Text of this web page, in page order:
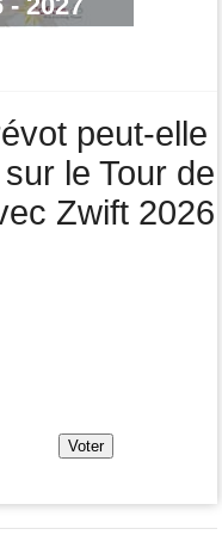
pas attaquer trop tôt"
7e étape
chutepeut-elle
le Tour de
Zwift 2026